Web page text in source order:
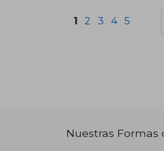
$ 53.99
1 2 3 4 5
Nuestras Formas